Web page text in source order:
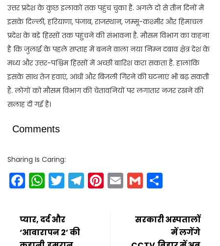
उत्तर प्रदेश के कुछ इलाकों तक पहुंच चुका है. अगले दो से तीन दिनों में
इसके दिल्ली, हरियाणा, पंजाब, राजस्थान, जम्मू-कश्मीर और हिमाचल
प्रदेश के बड़े हिस्सों तक पहुंचने की संभावना है. मौसम विभाग का कहना
है कि जुलाई के पहले सप्ताह में बनने वाला नया निम्न दबाव क्षेत्र देश के
मध्य और उत्तर-पश्चिम हिस्सों में अच्छी बारिश करा सकता है. हालांकि
इसके साथ तेज हवाएं, आंधी और बिजली गिरने की घटनाएं भी बढ़ सकती
हैं. लोगों को मौसम विभाग की चेतावनियों पर लगातार नजर रखने की
सलाह दी गई है।
Comments
Sharing Is Caring:
Facebook
WhatsApp
Twitter
Telegram
Pinterest
EmailGmail
प्यार, दर्द और
‘आवारापन 2’ की
सरकारी अस्पतालों
में लगेंगे